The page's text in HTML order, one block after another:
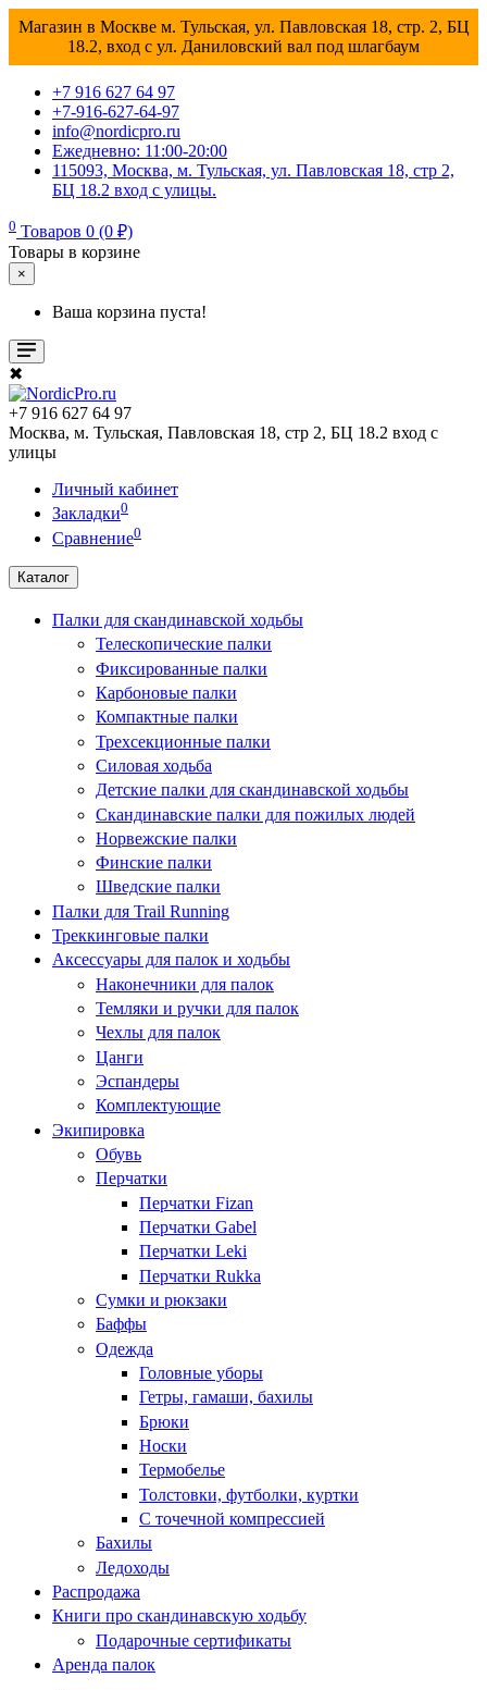
Магазин в Москве м. Тульская, ул. Павловская 18, стр. 2, БЦ
18.2, вход с ул. Даниловский вал под шлагбаум
+7 916 627 64 97
+7-916-627-64-97
info@nordicpro.ru
Ежедневно: 11:00-20:00
115093, Москва, м. Тульская, ул. Павловская 18, стр 2,
БЦ 18.2 вход с улицы.
0 Товаров 0 (0 ₽)
Товары в корзине
×
Ваша корзина пуста!
✖
+7 916 627 64 97
Москва, м. Тульская, Павловская 18, стр 2, БЦ 18.2 вход с
улицы
Личный кабинет
Закладки0
Сравнение0
Каталог
Палки для скандинавской ходьбы
Телескопические палки
Фиксированные палки
Карбоновые палки
Компактные палки
Трехсекционные палки
Силовая ходьба
Детские палки для скандинавской ходьбы
Скандинавские палки для пожилых людей
Норвежские палки
Финские палки
Шведские палки
Палки для Trail Running
Треккинговые палки
Аксессуары для палок и ходьбы
Наконечники для палок
Темляки и ручки для палок
Чехлы для палок
Цанги
Эспандеры
Комплектующие
Экипировка
Обувь
Перчатки
Перчатки Fizan
Перчатки Gabel
Перчатки Leki
Перчатки Rukka
Сумки и рюкзаки
Баффы
Одежда
Головные уборы
Гетры, гамаши, бахилы
Брюки
Носки
Термобелье
Толстовки, футболки, куртки
С точечной компрессией
Бахилы
Ледоходы
Распродажа
Книги про скандинавскую ходьбу
Подарочные сертификаты
Аренда палок